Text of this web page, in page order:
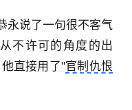
永说了一句很不客气
不许可的角度的出
直接用了"官制仇恨